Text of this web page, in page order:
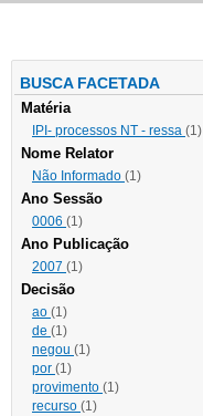
BUSCA FACETADA
Matéria
IPI- processos NT - ressa (1)
Nome Relator
Não Informado (1)
Ano Sessão
0006 (1)
Ano Publicação
2007 (1)
Decisão
ao (1)
de (1)
negou (1)
por (1)
provimento (1)
recurso (1)